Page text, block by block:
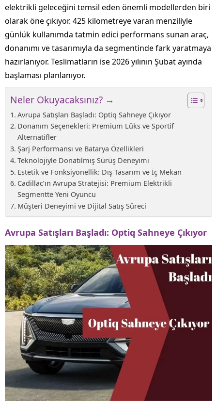
elektrikli geleceğini temsil eden önemli modellerden biri
olarak öne çıkıyor. 425 kilometreye varan menziliyle
günlük kullanımda tatmin edici performans sunan araç,
donanımı ve tasarımıyla da segmentinde fark yaratmaya
hazırlanıyor. Teslimatların ise 2026 yılının Şubat ayında
başlaması planlanıyor.
Neler Okuyacaksınız? →
Avrupa Satışları Başladı: Optiq Sahneye Çıkıyor
Donanım Seçenekleri: Premium Lüks ve Sportif
Alternatifler
Şarj Performansı ve Batarya Özellikleri
Teknolojiyle Donatılmış Sürüş Deneyimi
Estetik ve Fonksiyonellik: Dış Tasarım ve İç Mekan
Cadillac’ın Avrupa Stratejisi: Premium Elektrikli
Segmentte Yeni Oyuncu
Müşteri Deneyimi ve Dijital Satış Süreci
Avrupa Satışları Başladı: Optiq Sahneye Çıkıyor